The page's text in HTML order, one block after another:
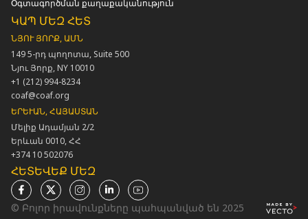
Օգտագործման քաղաքականություն
ԿԱՊ ՄԵԶ ՀԵՏ
ՆՅՈՒ ՅՈՐՔ, ԱՄՆ
149 5-րդ պողոտա, Suite 500
Նյու Յորք, NY 10010
+1 (212) 994-8234
coaf@coaf.org
ԵՐԵՒԱՆ, ՀԱՅԱՍՏԱՆ
Մելիք Ադամյան 2/2
Երևան 0010, ՀՀ
+374 10 502076
ՀԵՏԵՎԵՔ ՄԵԶ
© Բոլոր իրավունքները պահպանված են 2025